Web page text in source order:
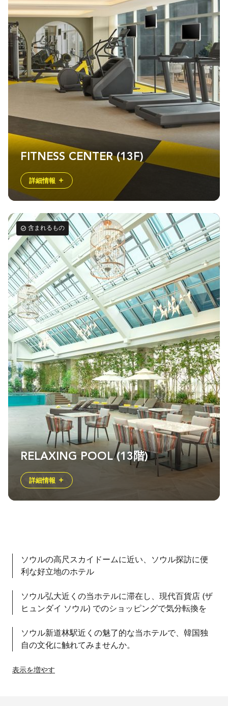
FITNESS CENTER (13F)
詳細情報
含まれるもの
RELAXING POOL (13階)
詳細情報
ソウルの高尺スカイドームに近い、ソウル探訪に便
利な好立地のホテル
ソウル弘大近くの当ホテルに滞在し、現代百貨店 (ザ
ヒュンダイ ソウル) でのショッピングで気分転換を
ソウル新道林駅近くの魅了的な当ホテルで、韓国独
自の文化に触れてみませんか。
表示を増やす